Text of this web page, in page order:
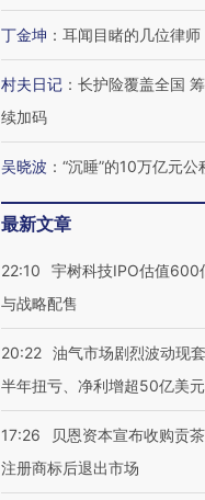
丁金坤 ： 耳闻目睹的几位律师
村夫日记 ： 长护险覆盖全国
续加码
吴晓波 ： “沉睡”的10万亿元公
最新文章
22:10
宇树科技IPO估值600
与战略配售
20:22 油气市场剧烈波动现
半年扭亏、净利增超50亿美元
17:26
贝恩资本宣布收购贡
注册商标后退出市场